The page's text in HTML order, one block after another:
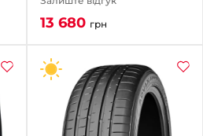
+38 (068)-923-74-19
- Калинова
13 680 грн